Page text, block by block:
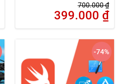
700.000₫
399.000 ₫
-74%